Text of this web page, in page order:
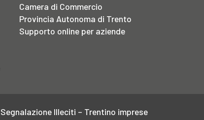
Camera di Commercio
Provincia Autonoma di Trento
Supporto online per aziende
Segnalazione Illeciti – Trentino imprese